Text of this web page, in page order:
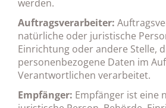
werden.
Auftragsverarbeiter:
natürliche oder juristische
Einrichtung oder andere Stelle,
personenbezogene Daten im
Verantwortlichen verarbeitet.
Empfänger: Empfänger ist eine